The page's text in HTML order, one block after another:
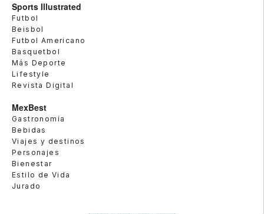
Sports Illustrated
Futbol
Beisbol
Futbol Americano
Basquetbol
Más Deporte
Lifestyle
Revista Digital
MexBest
Gastronomía
Bebidas
Viajes y destinos
Personajes
Bienestar
Estilo de Vida
Jurado